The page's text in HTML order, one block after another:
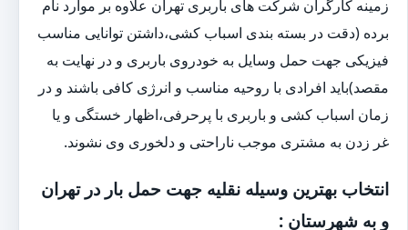
زمینه کارگران شرکت های باربری تهران علاوه بر موارد نام
برده (دقت در بسته بندی اسباب کشی،داشتن توانایی مناسب
فیزیکی جهت حمل وسایل به خودروی باربری و در نهایت به
مقصد)باید افرادی با روحیه مناسب و انرژی کافی باشند و در
زمان اسباب کشی و باربری با پرحرفی،اظهار خستگی و یا
غر زدن به مشتری موجب ناراحتی و دلخوری وی نشوند.
انتخاب بهترین وسیله نقلیه جهت حمل بار در تهران
و به شهرستان :